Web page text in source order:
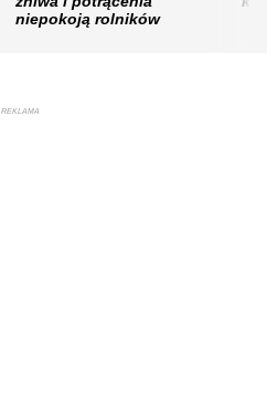
niepokoją rolników
REKLAMA